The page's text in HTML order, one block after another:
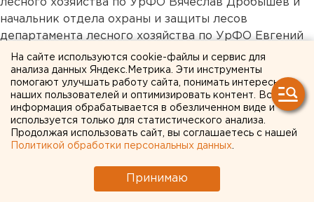
лесного хозяйства по УрФО Вячеслав Дробышев и
начальник отдела охраны и защиты лесов
департамента лесного хозяйства по УрФО Евгений
Соловьев.
В 12:00 в администрации города (проспект Ленина
24а, зал 501) состоится пресс-конференция,
посвященная празднованию в нашем городе 70-
летия Победы. В пресс-конференции принимают
участие: заместитель главы администрации города
управления культуры администрации города
Татьяна Ярошевская, руководитель дирекции
На сайте используются cookie-файлы и сервис для
анализа данных Яндекс.Метрика. Эти инструменты
помогают улучшать работу сайта, понимать интересы
наших пользователей и оптимизировать контент. Вся
информация обрабатывается в обезличенном виде и
используется только для статистического анализа.
Продолжая использовать сайт, вы соглашаетесь с нашей
Политикой обработки персональных данных
Принимаю